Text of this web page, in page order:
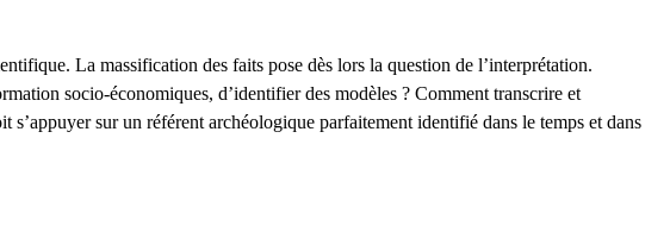
La massification des faits pose dès lors la question de l’interprétation.
socio-économiques, d’identifier des modèles ? Comment transcrire et
sur un référent archéologique parfaitement identifié dans le temps et dans